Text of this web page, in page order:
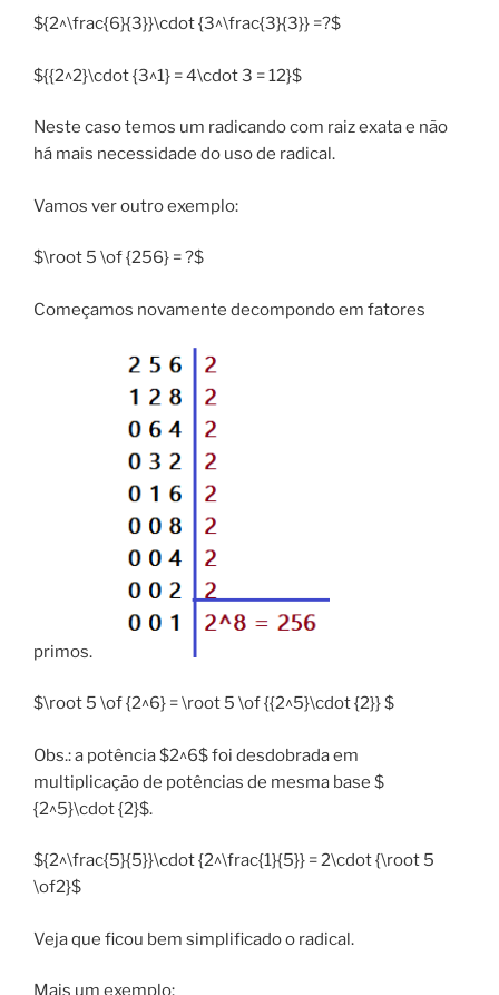
${2^\frac{6}{3}}\cdot {3^\frac{3}{3}} =?$
${{2^2}\cdot {3^1} = 4\cdot 3 = 12}$
Neste caso temos um radicando com raiz exata e não
há mais necessidade do uso de radical.
Vamos ver outro exemplo:
$\root 5 \of {256} = ?$
Começamos novamente decompondo em fatores
primos.
$\root 5 \of {2^6} = \root 5 \of {{2^5}\cdot {2}} $
Obs.: a potência $2^6$ foi desdobrada em
multiplicação de potências de mesma base $
{2^5}\cdot {2}$.
${2^\frac{5}{5}}\cdot {2^\frac{1}{5}} = 2\cdot {\root 5
\of2}$
Veja que ficou bem simplificado o radical.
Mais um exemplo: